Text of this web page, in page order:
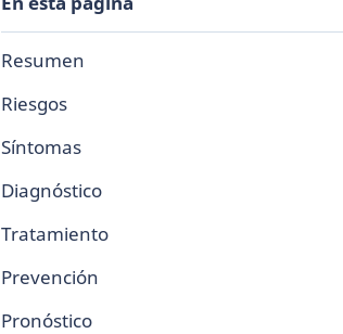
Resumen
Riesgos
Síntomas
Diagnóstico
Tratamiento
Prevención
Pronóstico